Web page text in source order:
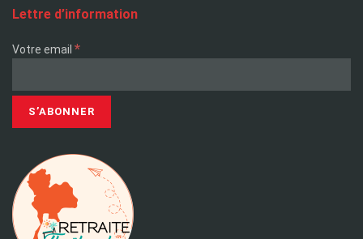
Lettre d’information
Votre email *